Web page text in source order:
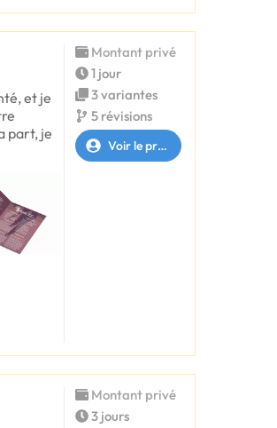
et je
part, je
Montant privé
1 jour
3 variantes
5 révisions
Voir le profil
Montant privé
3 jours